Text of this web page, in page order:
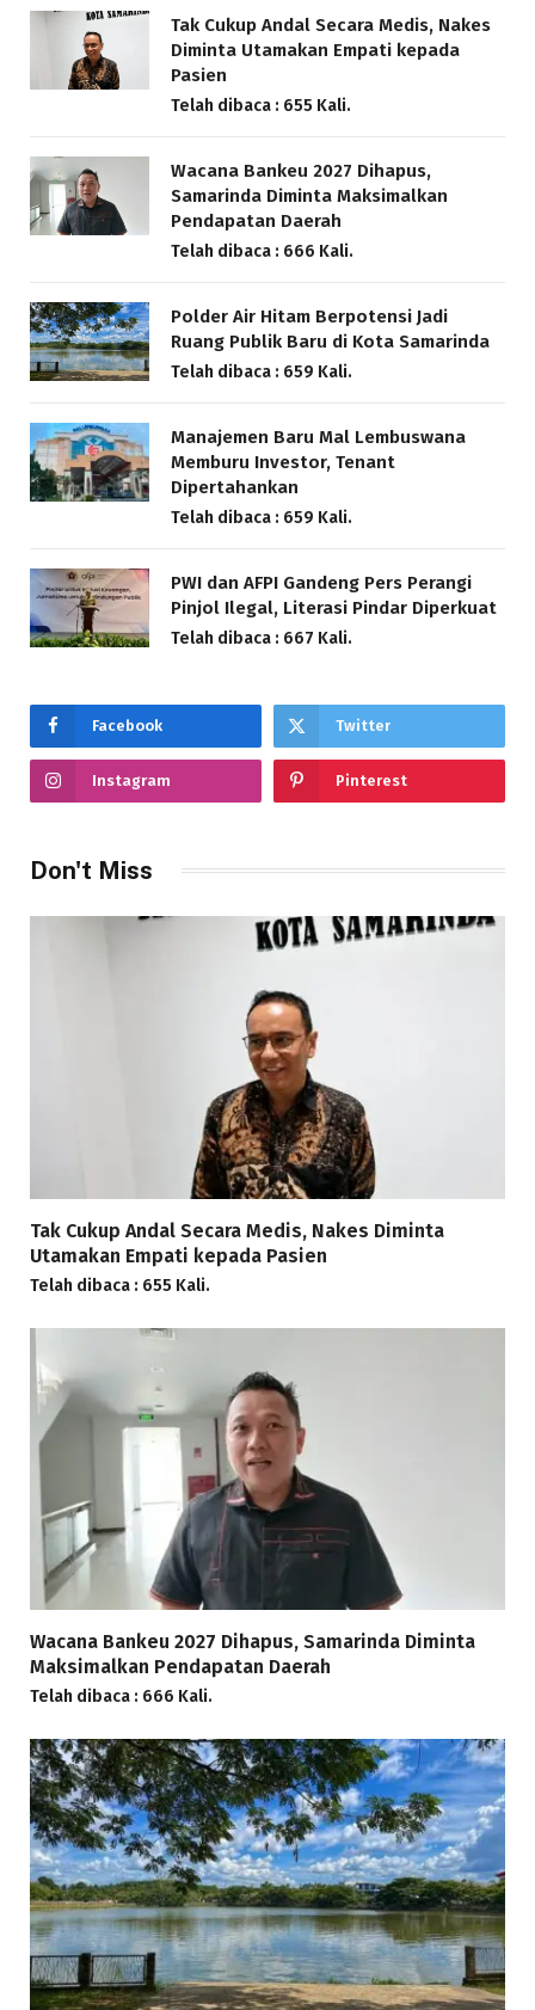
Tak Cukup Andal Secara Medis, Nakes
Diminta Utamakan Empati kepada
Pasien
Telah dibaca : 655 Kali.
Wacana Bankeu 2027 Dihapus,
Samarinda Diminta Maksimalkan
Pendapatan Daerah
Telah dibaca : 666 Kali.
Polder Air Hitam Berpotensi Jadi
Ruang Publik Baru di Kota Samarinda
Telah dibaca : 659 Kali.
Manajemen Baru Mal Lembuswana
Memburu Investor, Tenant
Dipertahankan
Telah dibaca : 659 Kali.
PWI dan AFPI Gandeng Pers Perangi
Pinjol Ilegal, Literasi Pindar Diperkuat
Telah dibaca : 667 Kali.
Facebook Twitter
Instagram Pinterest
Don't Miss
Tak Cukup Andal Secara Medis, Nakes Diminta
Utamakan Empati kepada Pasien
Telah dibaca : 655 Kali.
Wacana Bankeu 2027 Dihapus, Samarinda Diminta
Maksimalkan Pendapatan Daerah
Telah dibaca : 666 Kali.